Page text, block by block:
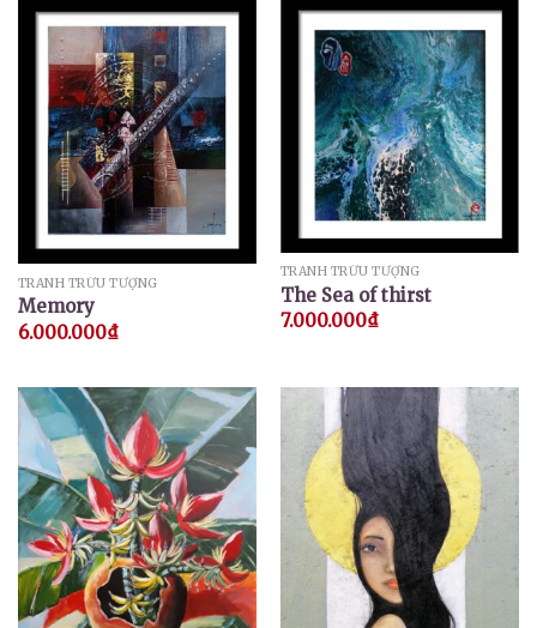
TRANH TRỪU TƯỢNG
Memory
6.000.000₫
TRANH TRỪU TƯỢNG
The Sea of ​​thirst
7.000.000₫